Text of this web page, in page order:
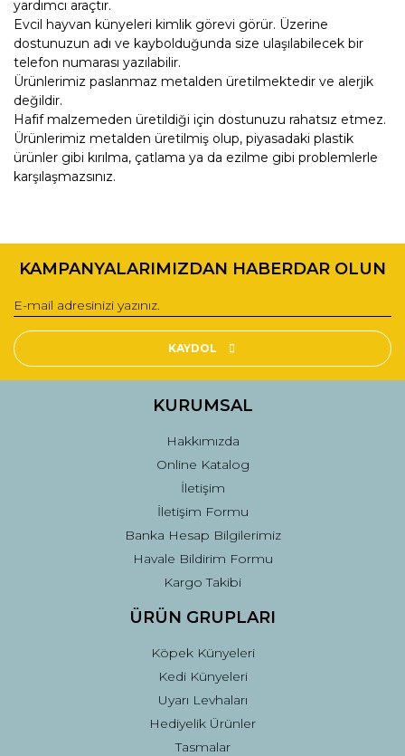
yardımcı araçtır.
Evcil hayvan künyeleri kimlik görevi görür. Üzerine
dostunuzun adı ve kaybolduğunda size ulaşılabilecek bir
telefon numarası yazılabilir.
Ürünlerimiz paslanmaz metalden üretilmektedir ve alerjik
değildir.
Hafif malzemeden üretildiği için dostunuzu rahatsız etmez.
Ürünlerimiz metalden üretilmiş olup, piyasadaki plastik
ürünler gibi kırılma, çatlama ya da ezilme gibi problemlerle
karşılaşmazsınız.
konularda yetersiz gördüğünüz noktaları öneri formunu
Görüş ve önerileriniz için teşekkür ederiz.
Ürün resmi kalitesiz, bozuk veya görüntülenemiyor.
Ürün açıklamasında eksik bilgiler bulunuyor.
Ürün fiyatı diğer sitelerden daha pahalı.
Gönder
KAMPANYALARIMIZDAN HABERDAR OLUN
KAYDOL
KURUMSAL
Hakkımızda
Online Katalog
İletişim
İletişim Formu
Banka Hesap Bilgilerimiz
Havale Bildirim Formu
Kargo Takibi
ÜRÜN GRUPLARI
Köpek Künyeleri
Kedi Künyeleri
Uyarı Levhaları
Hediyelik Ürünler
Tasmalar